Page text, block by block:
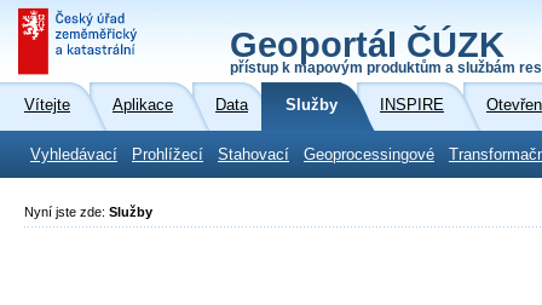
Geoportál ČÚZK
přístup k mapovým produktům a službám
Vítejte Aplikace Data Služby INSPIRE
Vyhledávací Prohlížecí Stahovací Geoprocessingové
Nyní jste zde: Služby